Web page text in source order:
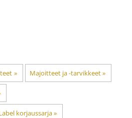
‪» Majoitteet ja -tarvikkeet‪»
korjaussarja‪»